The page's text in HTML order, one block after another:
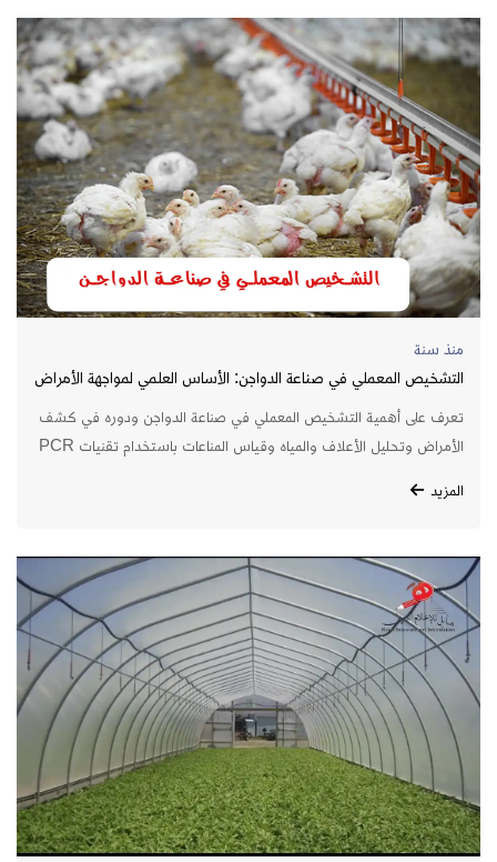
منذ سنة
التشخيص المعملي في صناعة الدواجن: الأساس العلمي لمواجهة الأمراض
وتقليل الخسائر
تعرف على أهمية التشخيص المعملي في صناعة الدواجن ودوره في كشف
الأمراض وتحليل الأعلاف والمياه وقياس المناعات باستخدام تقنيات PCR
المزيد